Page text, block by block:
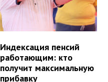
Индексация пенсий
работающим: кто
получит максимальную
прибавку